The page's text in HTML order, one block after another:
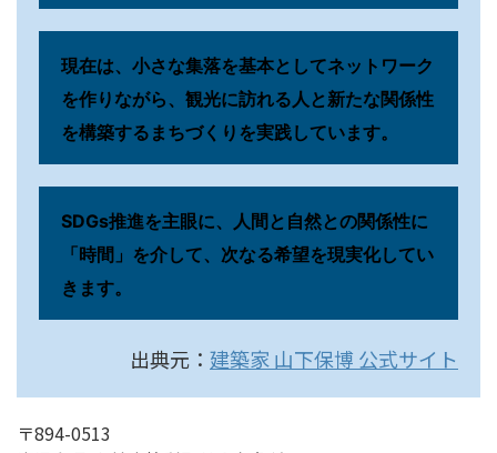
現在は、小さな集落を基本としてネットワーク
を作りながら、観光に訪れる人と新たな関係性
を構築するまちづくりを実践しています。
SDGs推進を主眼に、人間と自然との関係性に
「時間」を介して、次なる希望を現実化してい
きます。
出典元： 建築家 山下保博 公式サイト
〒894-0513